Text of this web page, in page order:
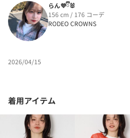
らん💜ྀི🐰
156 cm / 176 コーデ
RODEO CROWNS
2026/04/15
着用アイテム